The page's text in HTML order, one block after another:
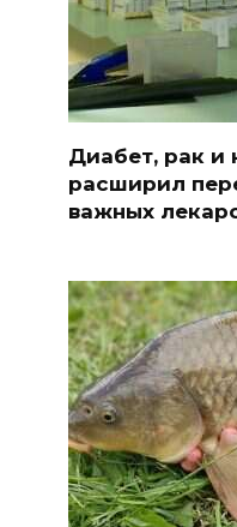
Диабет, рак и
расширил
важных